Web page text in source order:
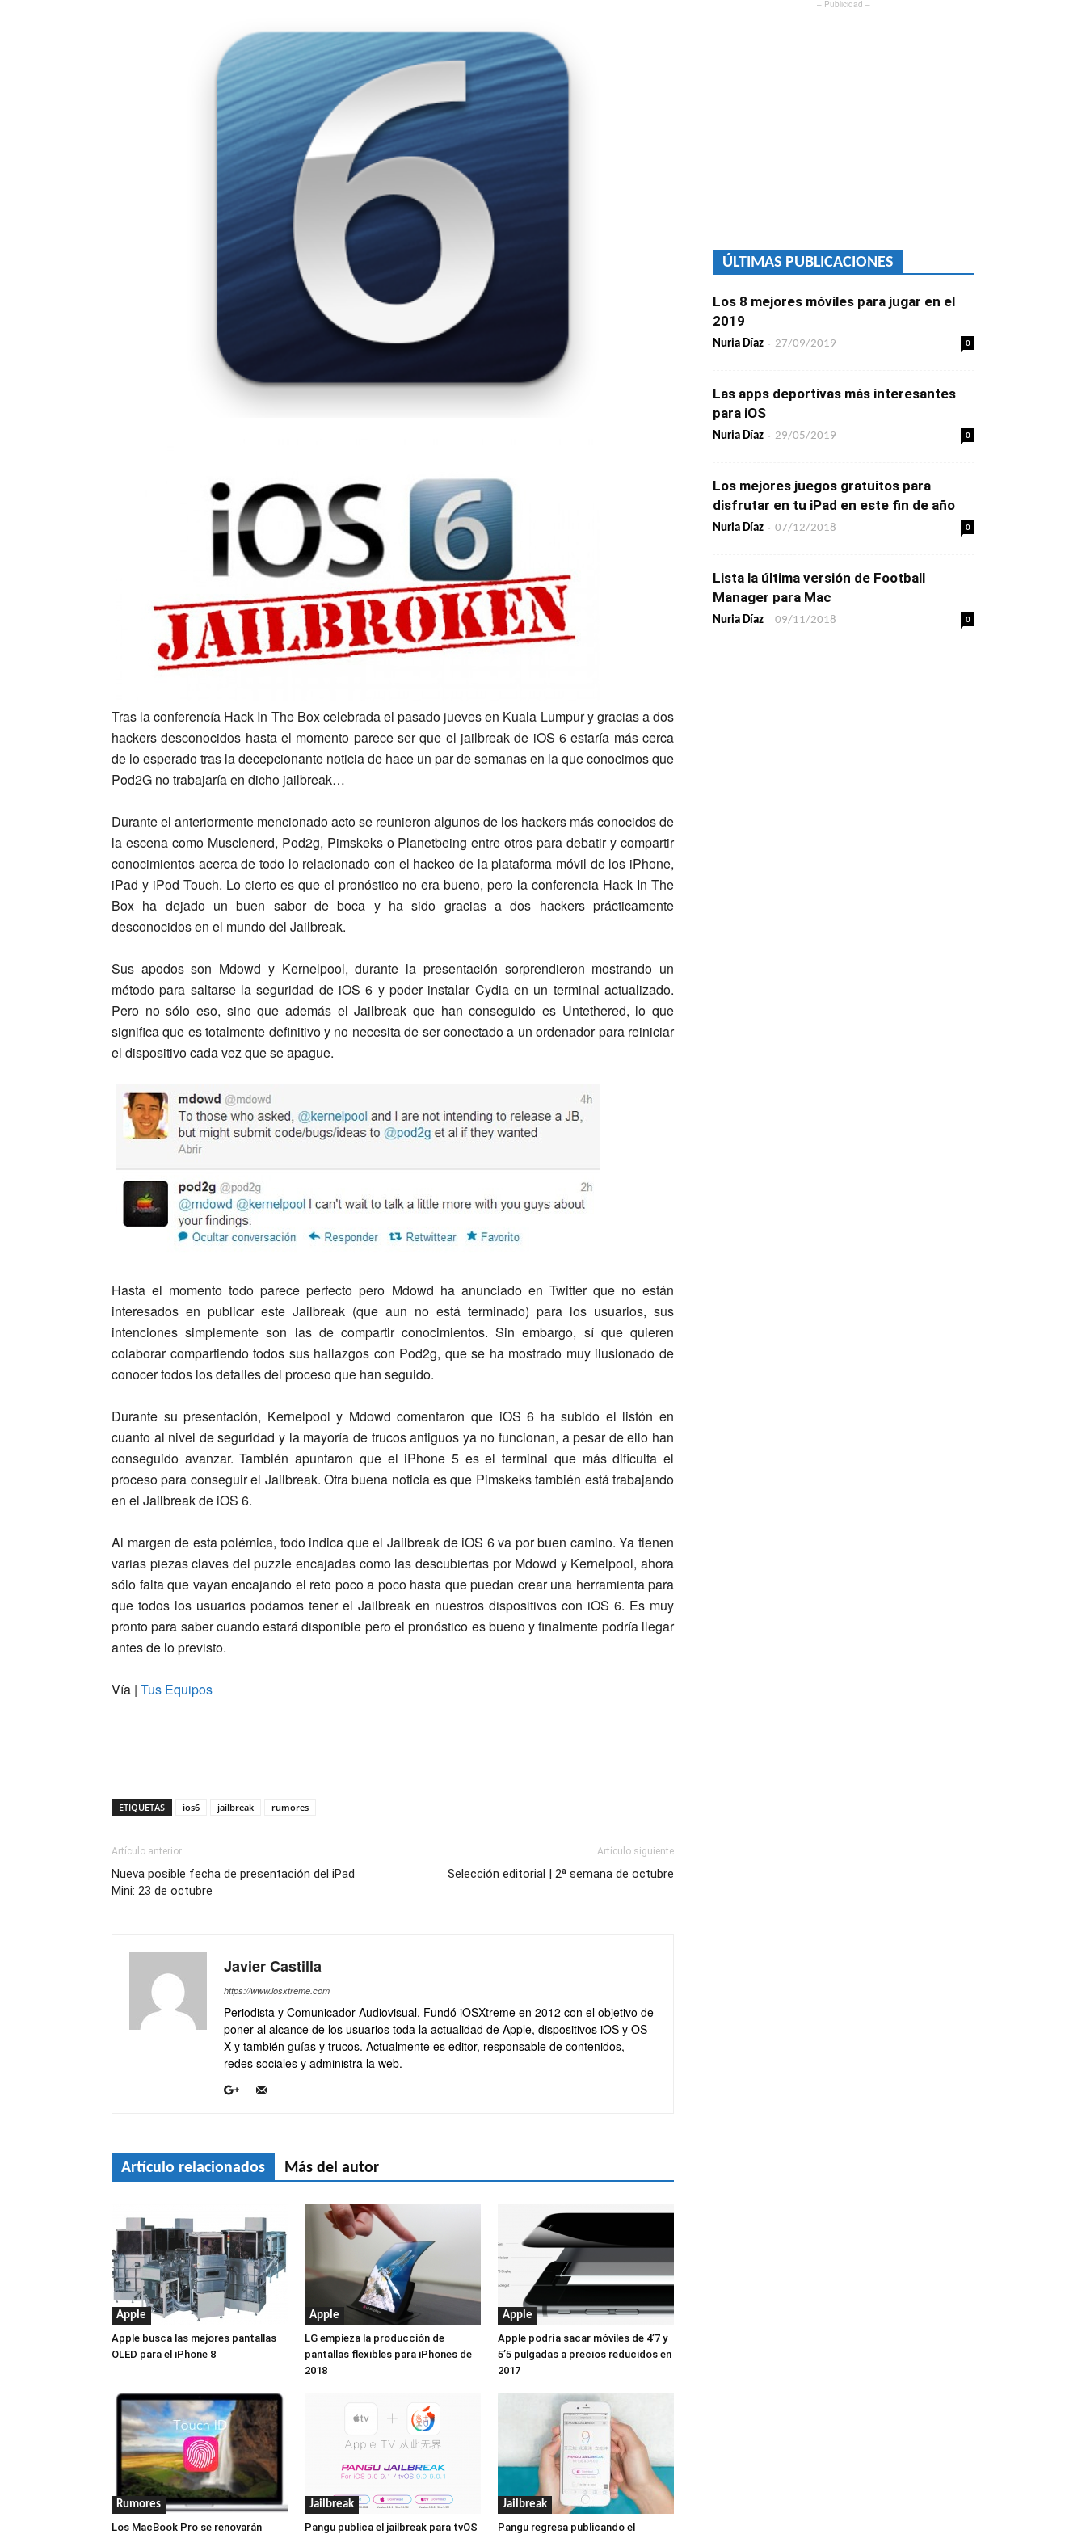
Tras la conferencía Hack In The Box celebrada el pasado jueves en Kuala Lumpur y gracias a dos
hackers desconocidos hasta el momento parece ser que el jailbreak de iOS 6 estaría más cerca
de lo esperado tras la decepcionante noticia de hace un par de semanas en la que conocimos que
Pod2G no trabajaría en dicho jailbreak…
Durante el anteriormente mencionado acto se reunieron algunos de los hackers más conocidos de
la escena como Musclenerd, Pod2g, Pimskeks o Planetbeing entre otros para debatir y compartir
conocimientos acerca de todo lo relacionado con el hackeo de la plataforma móvil de los iPhone,
iPad y iPod Touch. Lo cierto es que el pronóstico no era bueno, pero la conferencia Hack In The
Box ha dejado un buen sabor de boca y ha sido gracias a dos hackers prácticamente
desconocidos en el mundo del Jailbreak.
Sus apodos son Mdowd y Kernelpool, durante la presentación sorprendieron mostrando un
método para saltarse la seguridad de iOS 6 y poder instalar Cydia en un terminal actualizado.
Pero no sólo eso, sino que además el Jailbreak que han conseguido es Untethered, lo que
significa que es totalmente definitivo y no necesita de ser conectado a un ordenador para reiniciar
el dispositivo cada vez que se apague.
Hasta el momento todo parece perfecto pero Mdowd ha anunciado en Twitter que no están
interesados en publicar este Jailbreak (que aun no está terminado) para los usuarios, sus
intenciones simplemente son las de compartir conocimientos. Sin embargo, sí que quieren
colaborar compartiendo todos sus hallazgos con Pod2g, que se ha mostrado muy ilusionado de
conocer todos los detalles del proceso que han seguido.
Durante su presentación, Kernelpool y Mdowd comentaron que iOS 6 ha subido el listón en
cuanto al nivel de seguridad y la mayoría de trucos antiguos ya no funcionan, a pesar de ello han
conseguido avanzar. También apuntaron que el iPhone 5 es el terminal que más dificulta el
proceso para conseguir el Jailbreak. Otra buena noticia es que Pimskeks también está trabajando
en el Jailbreak de iOS 6.
Al margen de esta polémica, todo indica que el Jailbreak de iOS 6 va por buen camino. Ya tienen
varias piezas claves del puzzle encajadas como las descubiertas por Mdowd y Kernelpool, ahora
sólo falta que vayan encajando el reto poco a poco hasta que puedan crear una herramienta para
que todos los usuarios podamos tener el Jailbreak en nuestros dispositivos con iOS 6. Es muy
pronto para saber cuando estará disponible pero el pronóstico es bueno y finalmente podría llegar
antes de lo previsto.
Vía | Tus Equipos
ETIQUETAS ios6 jailbreak rumores
Artículo anterior
Nueva posible fecha de presentación del iPad
Mini: 23 de octubre
Artículo siguiente
Selección editorial | 2ª semana de octubre
Javier Castilla
https://www.iosxtreme.com
Periodista y Comunicador Audiovisual. Fundó iOSXtreme en 2012 con el objetivo de
poner al alcance de los usuarios toda la actualidad de Apple, dispositivos iOS y OS
X y también guías y trucos. Actualmente es editor, responsable de contenidos,
redes sociales y administra la web.
Artículo relacionados Más del autor
Apple
Apple busca las mejores pantallas
OLED para el iPhone 8
Apple
LG empieza la producción de
pantallas flexibles para iPhones de
2018
Apple
Apple podría sacar móviles de 4’7 y
5’5 pulgadas a precios reducidos en
2017
Rumores
Los MacBook Pro se renovarán
Jailbreak
Pangu publica el jailbreak para tvOS
Jailbreak
Pangu regresa publicando el
– Publicidad –
ÚLTIMAS PUBLICACIONES
Los 8 mejores móviles para jugar en el
2019
Nuria Díaz - 27/09/2019 0
Las apps deportivas más interesantes
para iOS
Nuria Díaz - 29/05/2019 0
Los mejores juegos gratuitos para
disfrutar en tu iPad en este fin de año
Nuria Díaz - 07/12/2018 0
Lista la última versión de Football
Manager para Mac
Nuria Díaz - 09/11/2018 0